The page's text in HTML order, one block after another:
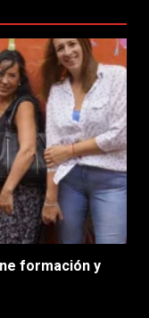
formación y